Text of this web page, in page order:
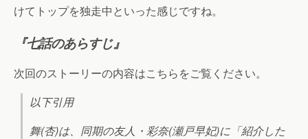
けてトップを独走中といった感じですね。
『七話のあらすじ』
次回のストーリーの内容はこちらをご覧ください。
以下引用
舞(杏)は、同期の友人・彩奈(瀬戸早妃)に「紹介した